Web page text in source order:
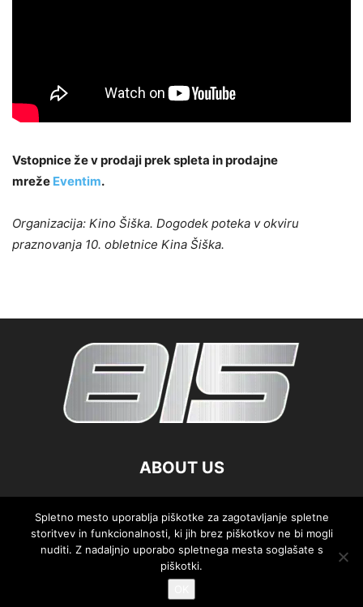
Vstopnice že v prodaji prek spleta in prodajne
mreže Eventim.
Organizacija: Kino Šiška. Dogodek poteka v okviru
praznovanja 10. obletnice Kina Šiška.
ABOUT US
FOLLOW US
Spletno mesto uporablja piškotke za zagotavljanje spletne
storitvev in funkcionalnosti, ki jih brez piškotkov ne bi mogli
nuditi. Z nadaljnjo uporabo spletnega mesta soglašate s
piškotki.